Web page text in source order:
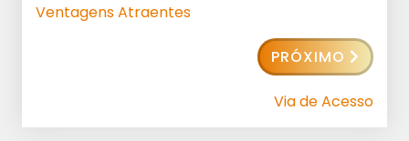
Ventagens Atraentes
PRÓXIMO
Via de Acesso